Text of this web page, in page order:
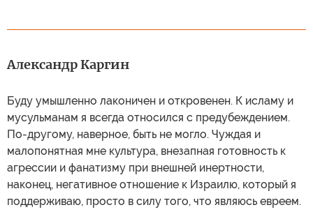
Александр Каргин
Буду умышленно лаконичен и откровенен. К исламу и
мусульманам я всегда относился с предубеждением.
По-другому, наверное, быть не могло. Чуждая и
малопонятная мне культура, внезапная готовность к
агрессии и фанатизму при внешней инертности,
наконец, негативное отношение к Израилю, который я
поддерживаю, просто в силу того, что являюсь евреем.